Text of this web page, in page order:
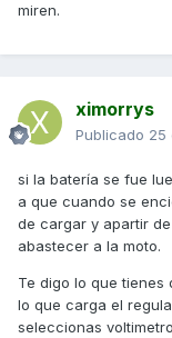
miren.
ximorrys
Publicado 25
si la batería se fue
a que cuando se
de cargar y apartir
abastecer a la moto.
Te digo lo que tienes
lo que carga el
seleccionas